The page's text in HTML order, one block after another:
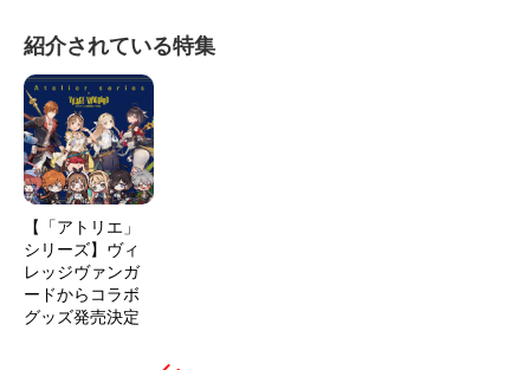
紹介されている特集
【「アトリエ」
シリーズ】ヴィ
レッジヴァンガ
ードからコラボ
グッズ発売決定